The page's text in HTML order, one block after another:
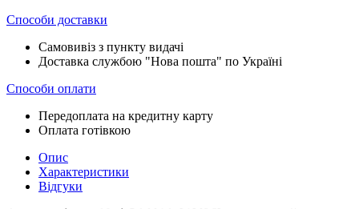
Способи доставки
Самовивіз з пункту видачі
Доставка службою "Нова пошта" по Україні
Способи оплати
Передоплата на кредитну карту
Оплата готівкою
Опис
Характеристики
Відгуки